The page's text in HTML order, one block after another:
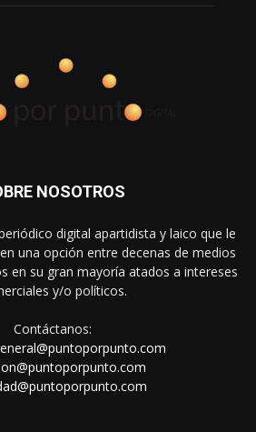
NOSOTROS
digital apartidista y laico que le
una opción entre decenas de medios
en su gran mayoría atados a intereses
y/o políticos.
Contáctanos: